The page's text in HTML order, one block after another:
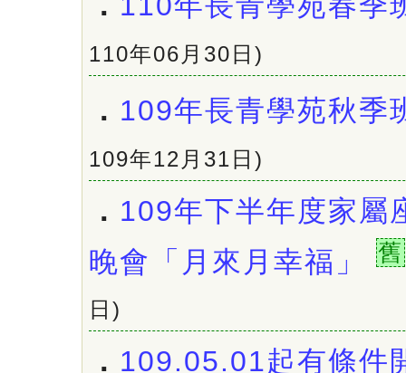
110年06月30日)
． 109年長青學苑秋季
109年12月31日)
． 109年下半年度家屬
晚會「月來月幸福」
舊
日)
． 109.05.01起有條件